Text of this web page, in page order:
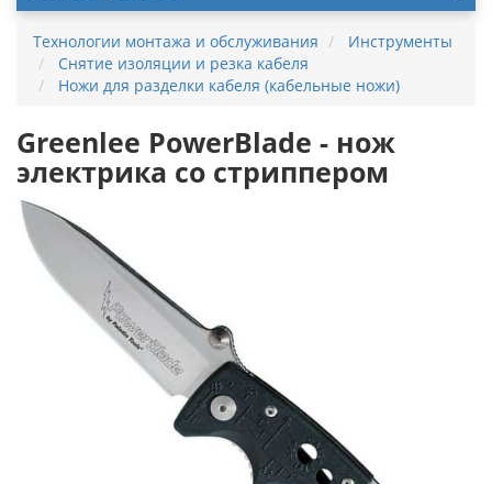
Технологии монтажа и обслуживания
Инструменты
Снятие изоляции и резка кабеля
Ножи для разделки кабеля (кабельные ножи)
Greenlee PowerBlade - нож
электрика со стриппером